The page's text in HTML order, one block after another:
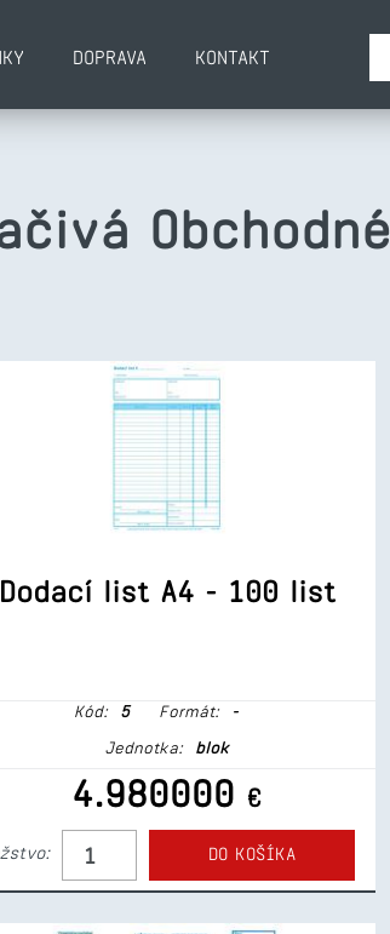
DOPRAVA KONTAKT
Obchodné
Dodací list A4 - 100 list
Kód: 5 Formát: -
Jednotka: blok
4.980000 €
DO KOŠÍKA